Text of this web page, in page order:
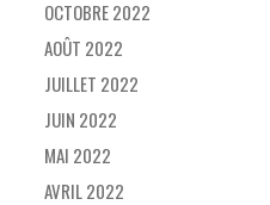
OCTOBRE 2022
AOÛT 2022
JUILLET 2022
JUIN 2022
MAI 2022
AVRIL 2022